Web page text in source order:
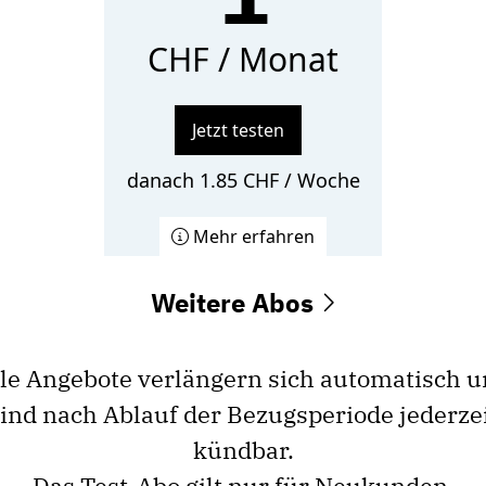
CHF / Monat
Jetzt testen
danach 1.85 CHF / Woche
Mehr erfahren
Weitere Abos
Angebote verlängern sich automatisch
nach Ablauf der Bezugsperiode
kündbar.